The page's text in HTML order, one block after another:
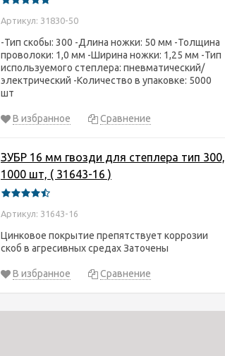
Артикул: 31830-50
-Тип скобы: 300 -Длина ножки: 50 мм -Толщина
проволоки: 1,0 мм -Ширина ножки: 1,25 мм -Тип
используемого степлера: пневматический/
электрический -Количество в упаковке: 5000
шт
В избранное Сравнение
ЗУБР 16 мм гвозди для степлера тип 300,
1000 шт, ( 31643-16 )
Артикул: 31643-16
Цинковое покрытие препятствует коррозии
скоб в агресивных средах Заточены
В избранное Сравнение